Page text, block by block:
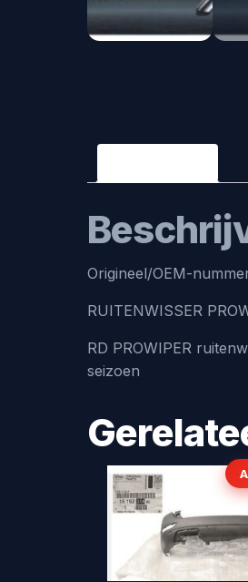
Origineel/OEM-
RUITENWISSER
RD PROWIPER
seizoen